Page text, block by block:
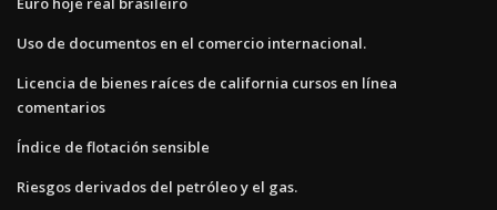
Uso de documentos en el comercio internacional.
Licencia de bienes raíces de california cursos en línea
comentarios
Índice de flotación sensible
Riesgos derivados del petróleo y el gas.